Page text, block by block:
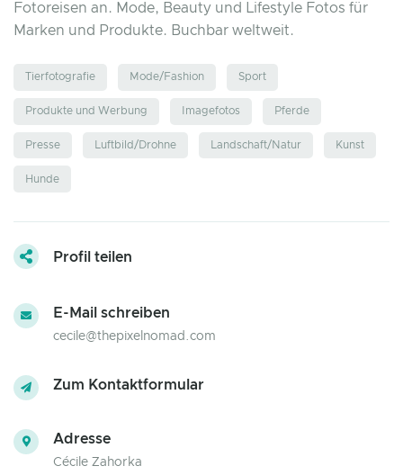
Fotoreisen an. Mode, Beauty und Lifestyle Fotos für
Marken und Produkte. Buchbar weltweit.
Tierfotografie Mode/Fashion Sport
Produkte und Werbung Imagefotos Pferde
Presse Luftbild/Drohne Landschaft/Natur Kunst
Hunde
Profil teilen
E-Mail schreiben
cecile@thepixelnomad.com
Zum Kontaktformular
Adresse
Cécile Zahorka